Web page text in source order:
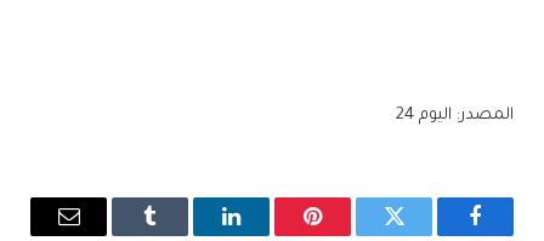
المصدر: اليوم 24
فيسبوك تويتر بينتيريستلينكدإن Tumblr البريد